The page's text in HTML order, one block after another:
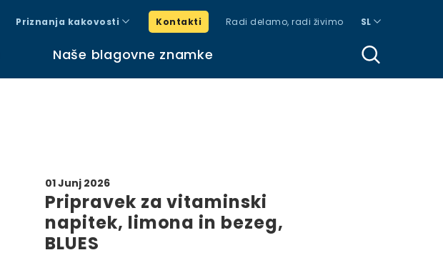
Priznanja kakovosti Kontakti Radi delamo, radi živimo SL
Naše blagovne znamke
01 Junj 2026
Pripravek za vitaminski
napitek, limona in bezeg,
BLUES